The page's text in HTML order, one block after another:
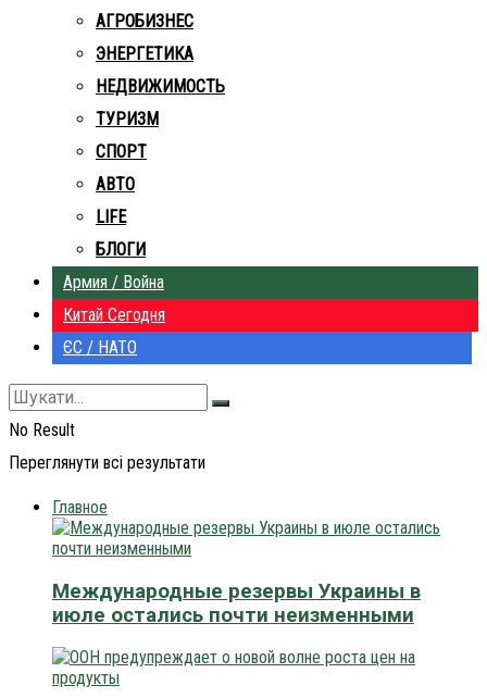
АГРОБИЗНЕС
ЭНЕРГЕТИКА
НЕДВИЖИМОСТЬ
ТУРИЗМ
СПОРТ
АВТО
LIFE
БЛОГИ
Армия / Война
Китай Сегодня
ЄС / НАТО
No Result
Переглянути всі результати
Главное
Международные резервы Украины в
июле остались почти неизменными